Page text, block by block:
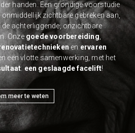
handen. Een grondige voorstudie
zichtbare gebreken aan,
achterliggende, onzichtbare
Onze goede voorbereiding
en ervaren
een vlotte samenwerking, met het
: een geslaagde facelift!
meer te weten